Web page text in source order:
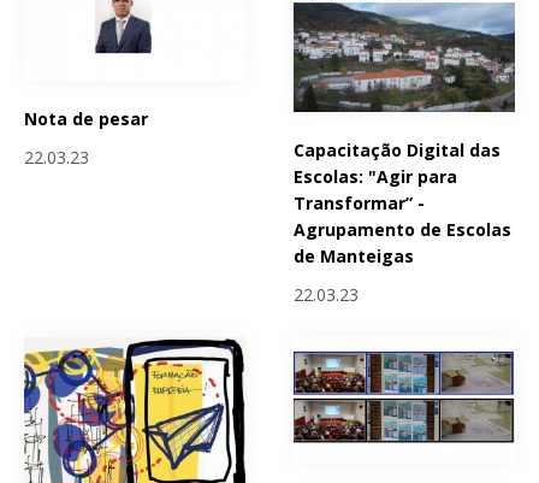
Nota de pesar
22.03.23
Capacitação Digital das
Escolas: "Agir para
Transformar” -
Agrupamento de Escolas
de Manteigas
22.03.23